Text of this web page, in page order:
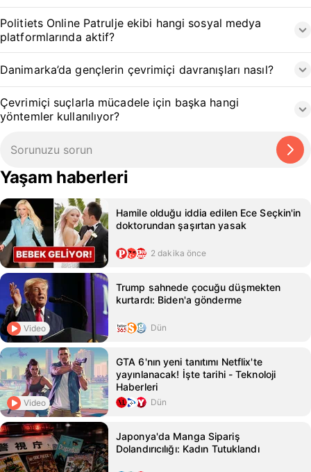
Politiets Online Patrulje ekibi hangi sosyal medya
platformlarında aktif?
Danimarka’da gençlerin çevrimiçi davranışları nasıl?
Çevrimiçi suçlarla mücadele için başka hangi
yöntemler kullanılıyor?
Yaşam haberleri
Hamile olduğu iddia edilen Ece Seçkin'in
doktorundan şaşırtan yasak
2 dakika önce
Video
Trump sahnede çocuğu düşmekten
kurtardı: Biden'a gönderme
Dün
Video
GTA 6'nın yeni tanıtımı Netflix'te
yayınlanacak! İşte tarihi - Teknoloji
Haberleri
Dün
Japonya'da Manga Sipariş
Dolandırıcılığı: Kadın Tutuklandı